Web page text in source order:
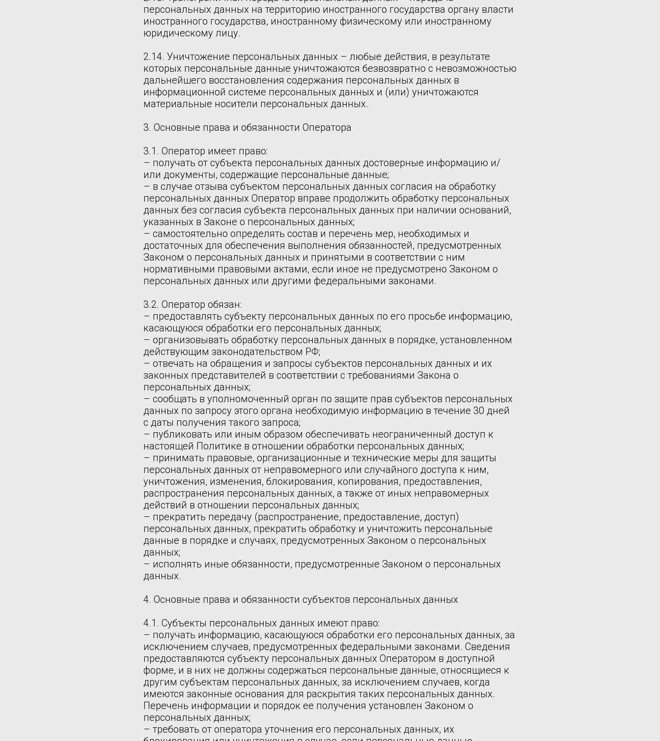
персональных данных на территорию иностранного государства органу власти
иностранного государства, иностранному физическому или иностранному
юридическому лицу.
2.14. Уничтожение персональных данных – любые действия, в результате
которых персональные данные уничтожаются безвозвратно с невозможностью
дальнейшего восстановления содержания персональных данных в
информационной системе персональных данных и (или) уничтожаются
материальные носители персональных данных.
3. Основные права и обязанности Оператора
3.1. Оператор имеет право:
– получать от субъекта персональных данных достоверные информацию и/
или документы, содержащие персональные данные;
– в случае отзыва субъектом персональных данных согласия на обработку
персональных данных Оператор вправе продолжить обработку персональных
данных без согласия субъекта персональных данных при наличии оснований,
указанных в Законе о персональных данных;
– самостоятельно определять состав и перечень мер, необходимых и
достаточных для обеспечения выполнения обязанностей, предусмотренных
Законом о персональных данных и принятыми в соответствии с ним
нормативными правовыми актами, если иное не предусмотрено Законом о
персональных данных или другими федеральными законами.
3.2. Оператор обязан:
– предоставлять субъекту персональных данных по его просьбе информацию,
касающуюся обработки его персональных данных;
– организовывать обработку персональных данных в порядке, установленном
действующим законодательством РФ;
– отвечать на обращения и запросы субъектов персональных данных и их
законных представителей в соответствии с требованиями Закона о
персональных данных;
– сообщать в уполномоченный орган по защите прав субъектов персональных
данных по запросу этого органа необходимую информацию в течение 30 дней
с даты получения такого запроса;
– публиковать или иным образом обеспечивать неограниченный доступ к
настоящей Политике в отношении обработки персональных данных;
– принимать правовые, организационные и технические меры для защиты
персональных данных от неправомерного или случайного доступа к ним,
уничтожения, изменения, блокирования, копирования, предоставления,
распространения персональных данных, а также от иных неправомерных
действий в отношении персональных данных;
– прекратить передачу (распространение, предоставление, доступ)
персональных данных, прекратить обработку и уничтожить персональные
данные в порядке и случаях, предусмотренных Законом о персональных
данных;
– исполнять иные обязанности, предусмотренные Законом о персональных
данных.
4. Основные права и обязанности субъектов персональных данных
4.1. Субъекты персональных данных имеют право:
– получать информацию, касающуюся обработки его персональных данных, за
исключением случаев, предусмотренных федеральными законами. Сведения
предоставляются субъекту персональных данных Оператором в доступной
форме, и в них не должны содержаться персональные данные, относящиеся к
другим субъектам персональных данных, за исключением случаев, когда
имеются законные основания для раскрытия таких персональных данных.
Перечень информации и порядок ее получения установлен Законом о
персональных данных;
– требовать от оператора уточнения его персональных данных, их